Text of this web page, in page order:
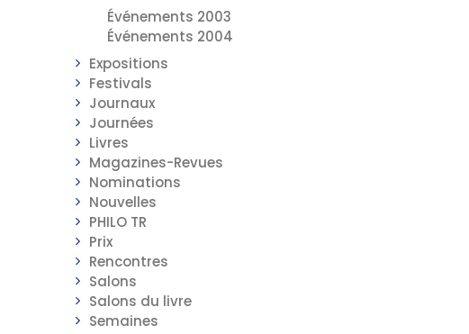
Événements 2003
Événements 2004
Expositions
Festivals
Journaux
Journées
Livres
Magazines-Revues
Nominations
Nouvelles
PHILO TR
Prix
Rencontres
Salons
Salons du livre
Semaines